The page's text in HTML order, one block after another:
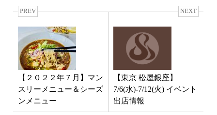
PREV
【２０２２年７月】マン
スリーメニュー＆シーズ
ンメニュー
NEXT
【東京 松屋銀座】
7/6(水)-7/12(火) イベント
出店情報